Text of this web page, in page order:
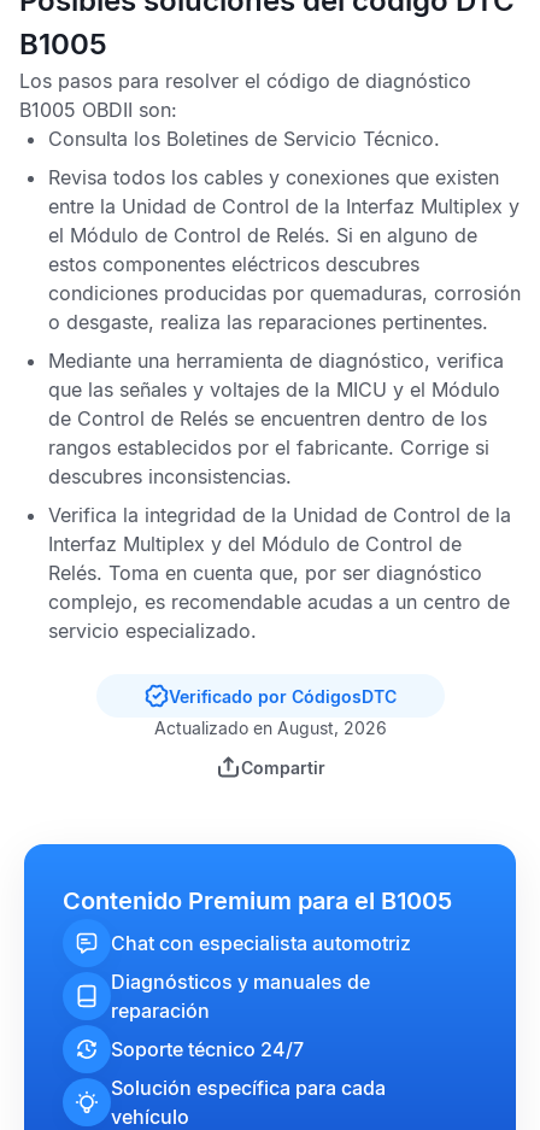
B1005
Los pasos para resolver el código de diagnóstico
B1005 OBDII son:
Consulta los Boletines de Servicio Técnico.
Revisa todos los cables y conexiones que existen
entre la Unidad de Control de la Interfaz Multiplex y
el Módulo de Control de Relés. Si en alguno de
estos componentes eléctricos descubres
condiciones producidas por quemaduras, corrosión
o desgaste, realiza las reparaciones pertinentes.
Mediante una herramienta de diagnóstico, verifica
que las señales y voltajes de la MICU y el Módulo
de Control de Relés se encuentren dentro de los
rangos establecidos por el fabricante. Corrige si
descubres inconsistencias.
Verifica la integridad de la Unidad de Control de la
Interfaz Multiplex y del Módulo de Control de
Relés. Toma en cuenta que, por ser diagnóstico
complejo, es recomendable acudas a un centro de
servicio especializado.
Verificado por CódigosDTC
Actualizado en August, 2026
Compartir
Contenido Premium para el B1005
Chat con especialista automotriz
Diagnósticos y manuales de
reparación
Soporte técnico 24/7
Solución específica para cada
vehículo